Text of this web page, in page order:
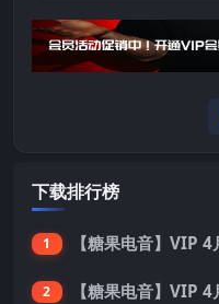
下载排行榜
1
2